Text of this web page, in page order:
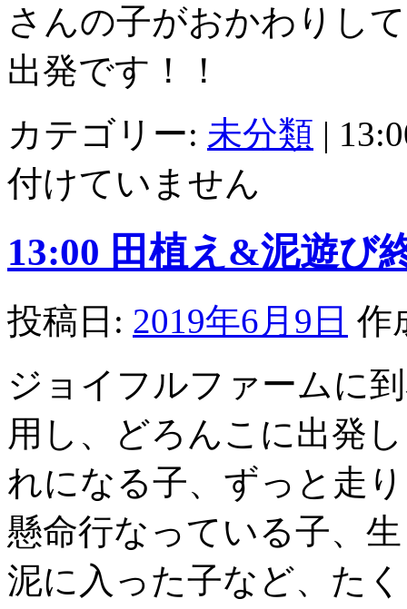
さんの子がおかわりし
出発です！！
カテゴリー: 未分類 |
付けていません
13:00 田植え&泥遊び
投稿日: 2019年6月9日 作
ジョイフルファームに
用し、どろんこに出発
れになる子、ずっと走
懸命行なっている子、
泥に入った子など、た